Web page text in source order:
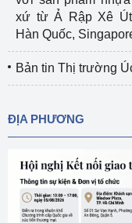
xứ từ Ả Rập Xê
Hàn Quốc,
Bản tin Thị trường
ĐỊA PHƯƠNG